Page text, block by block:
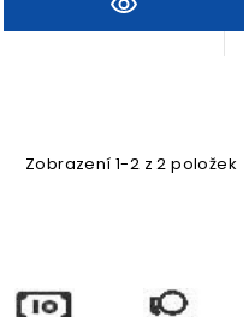
Zobrazení 1-2 z 2 položek